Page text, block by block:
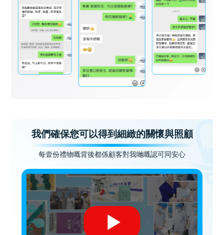
我們確保您可以得到細緻的關懷與照顧
每壹份禮物嘅背後都係顧客對我哋嘅認可同安心